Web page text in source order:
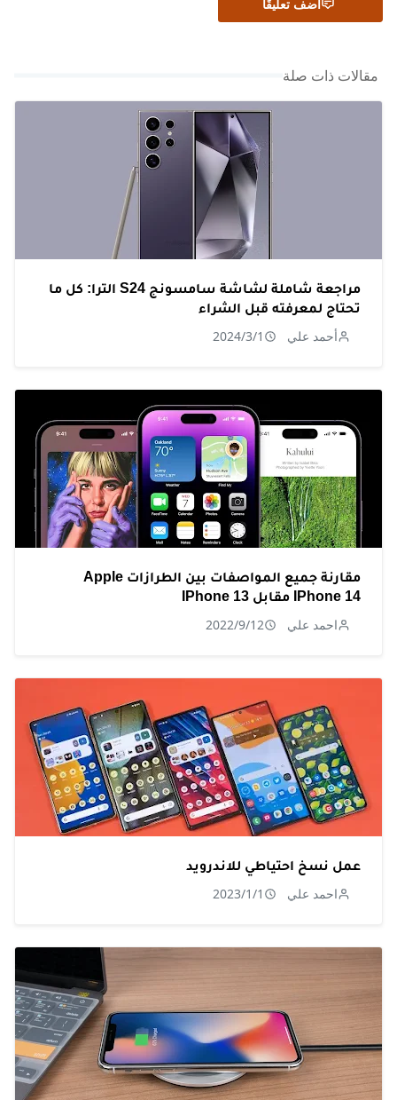
أضف تعليقًا
مقالات ذات صلة
مراجعة شاملة لشاشة سامسونج S24 الترا: كل ما
تحتاج لمعرفته قبل الشراء
أحمد علي 2024/3/1
مقارنة جميع المواصفات بين الطرازات Apple
IPhone 14 مقابل IPhone 13
احمد علي 2022/9/12
عمل نسخ احتياطي للاندرويد
احمد علي 2023/1/1